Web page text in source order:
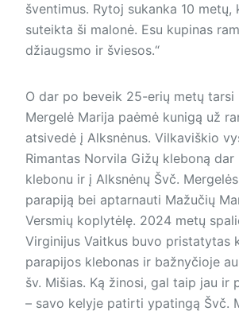
šventimus. Rytoj sukanka 10 metų,
suteikta ši malonė. Esu kupinas
džiaugsmo ir šviesos.“
O dar po beveik 25-erių metų tarsi
Mergelė Marija paėmė kunigą už
atsivedė į Alksnėnus. Vilkaviškio
Rimantas Norvila Gižų kleboną dar
klebonu ir į Alksnėnų Švč.
parapiją bei aptarnauti Mažučių
Versmių koplytėlę. 2024 metų
Virginijus Vaitkus buvo pristatytas
parapijos klebonas ir bažnyčioje
šv. Mišias. Ką žinosi, gal taip jau ir
– savo kelyje patirti ypatingą Švč.